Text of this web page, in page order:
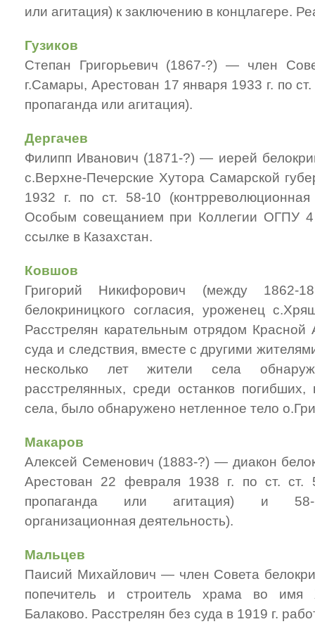
или агитация) к заключению в концлагере.
Гузиков
Степан Григорьевич (1867-?) — член
г.Самары, Арестован 17 января 1933 г. по
пропаганда или агитация).
Дергачев
Филипп Иванович (1871-?) — иерей
с.Верхне-Печерские Хутора Самарской
1932 г. по ст. 58-10
Особым совещанием при Коллегии ОГПУ 4
ссылке в Казахстан.
Ковшов
Григорий Никифорович (между
белокриницкого согласия, уроженец
Расстрелян карательным отрядом
суда и следствия, вместе с другими
несколько лет жители села
расстрелянных, среди останков
села, было обнаружено нетленное тело
Макаров
Алексей Семенович (1883-?) — диакон
Арестован 22 февраля 1938 г. по ст. ст.
пропаганда или агитация) и 58-
организационная деятельность).
Мальцев
Паисий Михайлович — член Совета
попечитель и строитель храма во
Балаково. Расстрелян без суда в 1919 г.